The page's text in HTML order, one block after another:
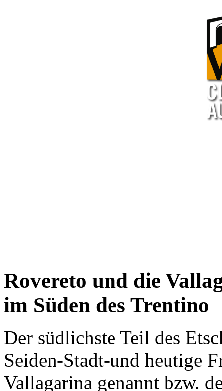
Rovereto und die
im Süden des Trentino
Der südlichste Teil des
Seiden-Stadt-und heutige
Vallagarina genannt bzw.